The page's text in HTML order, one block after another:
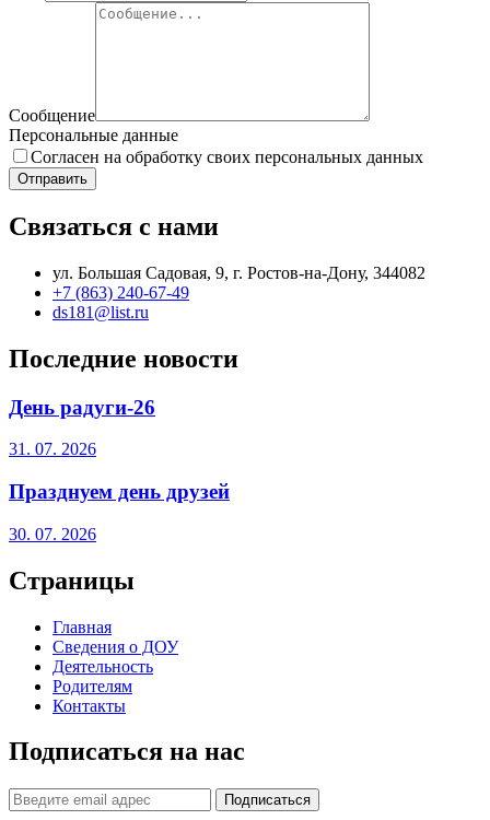
Сообщение
Персональные данные
Согласен на обработку своих персональных данных
Отправить
Связаться с нами
ул. Большая Садовая, 9, г. Ростов-на-Дону, 344082
+7 (863) 240-67-49
ds181@list.ru
Последние новости
День радуги-26
31. 07. 2026
Празднуем день друзей
30. 07. 2026
Страницы
Главная
Сведения о ДОУ
Деятельность
Родителям
Контакты
Подписаться на нас